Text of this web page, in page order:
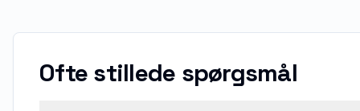
Ofte stillede spørgsmål